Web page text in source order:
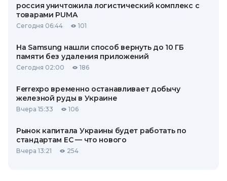
россия уничтожила логистический комплекс с
товарами PUMA
Сегодня 06:44 101
На Samsung нашли способ вернуть до 10 ГБ
памяти без удаления приложений
Сегодня 02:00 186
Ferrexpo временно останавливает добычу
железной руды в Украине
Вчера 15:33 106
Рынок капитала Украины будет работать по
стандартам ЕС — что нового
Вчера 13:21 254